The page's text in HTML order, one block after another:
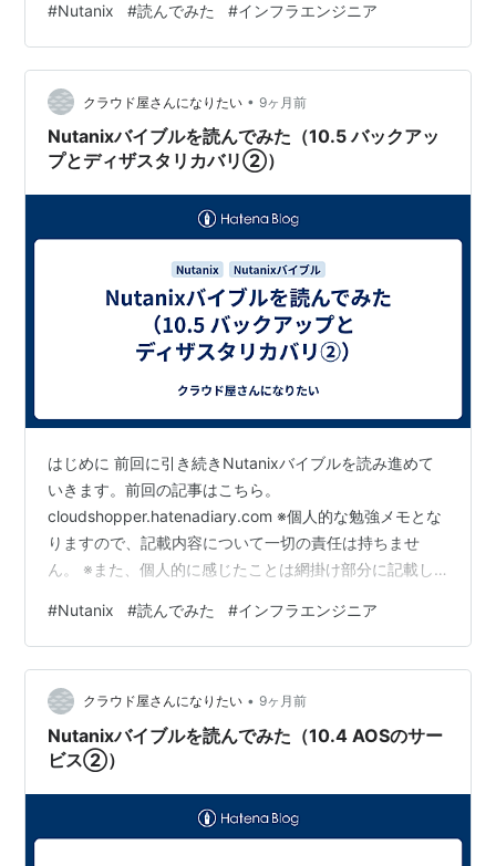
(日本語版)を読んで内容をまとめてみる。 ・本記事の対
象は、「AOS (Storage for Compute VMs)」-「10.6
AOSのアドミニストレーション」の下記1項目。 ・
「10.6.1 AOSの重要なページ」 ・なお以降の「10.6.2 ク
ラスタ…
#Nutanix #読んでみた #インフラエンジニア
クラウド屋さんになりたい • 9ヶ月前
Nutanixバイブルを読んでみた（10.5 バックアッ
プとディザスタリカバリ②）
はじめに 前回に引き続きNutanixバイブルを読み進めて
いきます。前回の記事はこちら。
cloudshopper.hatenadiary.com ※個人的な勉強メモとな
りますので、記載内容について一切の責任は持ちませ
ん。 ※また、個人的に感じたことは網掛け部分に記載し
(日本語版)を読んで内容をまとめてみる。 ・本記事の対
象は、「AOS (Storage for Compute VMs)」-「10.5 バ
ックアップとディザスタリカバリ」の下記3項目。 ・
「10.5.4 レプリケーションとDR」 ・「10.5.5
NearSyn…
#Nutanix #読んでみた #インフラエンジニア
クラウド屋さんになりたい • 9ヶ月前
Nutanixバイブルを読んでみた（10.4 AOSのサー
ビス②）